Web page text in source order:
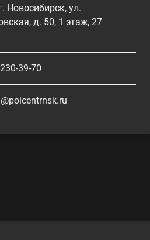
Новосибирск, ул.
д. 50, 1 этаж, 27
39-70